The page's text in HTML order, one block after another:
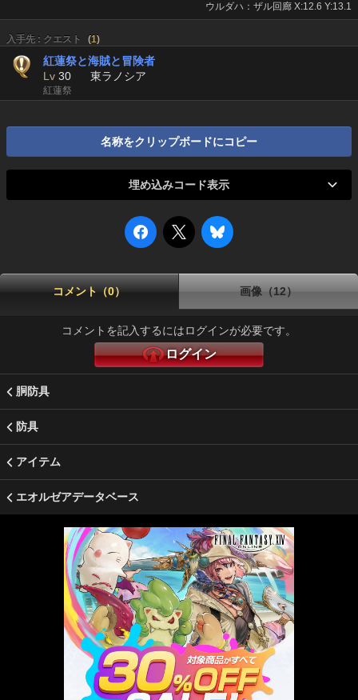
ウルダハ：ザル回廊 X:12.6 Y:13.1
入手先 : クエスト (1)
紅蓮祭と海賊と冒険者
Lv 30 東ラノシア
紅蓮祭
名称をクリップボードにコピー
埋め込みコード表示
コメント（0） 画像（12）
コメントを記入するにはログインが必要です。
ログイン
胴防具
防具
アイテム
エオルゼアデータベース